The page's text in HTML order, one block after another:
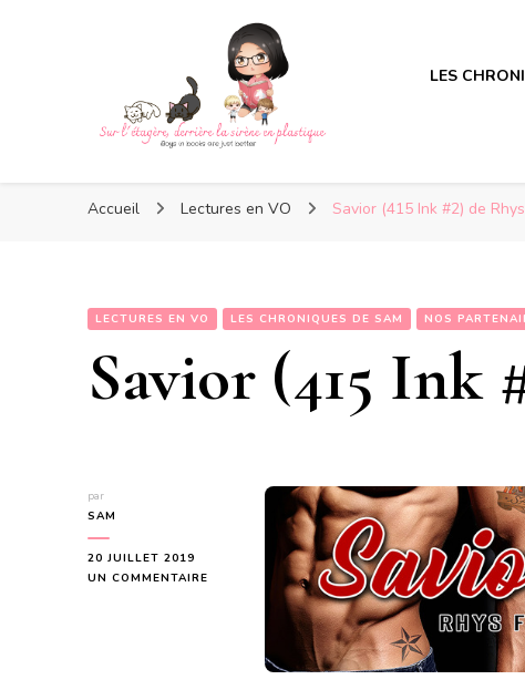
Sur l'étagère, derrière la
LES
Accueil Lectures en VO Savior (415 Ink #2) de
LECTURES EN VO LES CHRONIQUES DE SAM NOS
Savior (415 Ink
par
SAM
20 JUILLET 2019
UN COMMENTAIRE